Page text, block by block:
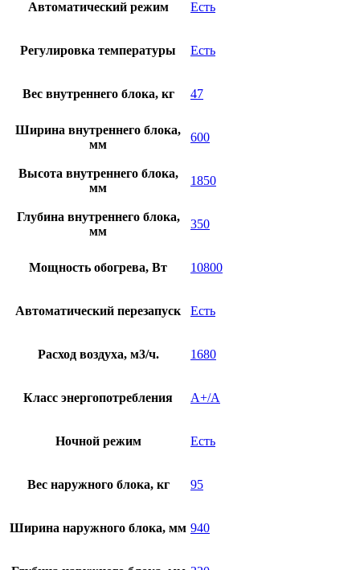
Автоматический режим Есть
Регулировка температуры Есть
Вес внутреннего блока, кг 47
Ширина внутреннего блока,
мм
600
Высота внутреннего блока,
мм
1850
Глубина внутреннего блока,
мм
350
Мощность обогрева, Вт 10800
Автоматический перезапуск Есть
Расход воздуха, м3/ч. 1680
Класс энергопотребления A+/A
Ночной режим Есть
Вес наружного блока, кг 95
Ширина наружного блока, мм 940